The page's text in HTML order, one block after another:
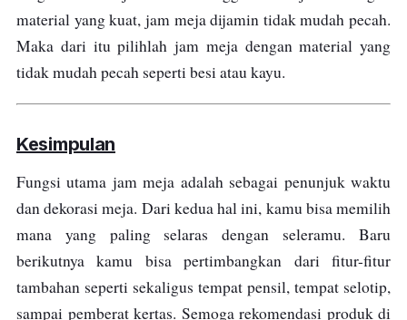
material yang kuat, jam meja dijamin tidak mudah pecah.
Maka dari itu pilihlah jam meja dengan material yang
tidak mudah pecah seperti besi atau kayu.
Kesimpulan
Fungsi utama jam meja adalah sebagai penunjuk waktu
dan dekorasi meja. Dari kedua hal ini, kamu bisa memilih
mana yang paling selaras dengan seleramu. Baru
berikutnya kamu bisa pertimbangkan dari fitur-fitur
tambahan seperti sekaligus tempat pensil, tempat selotip,
sampai pemberat kertas. Semoga rekomendasi produk di